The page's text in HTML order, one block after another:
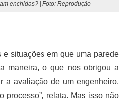
enchidas? | Foto: Reprodução
e situações em que uma parede
maneira, o que nos obrigou a
a avaliação de um engenheiro.
processo”, relata. Mas isso não